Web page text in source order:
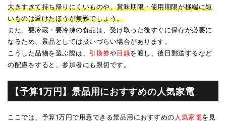
大きすぎて持ち帰りにくいものや、賞味期限・使用期限が極端に短
いものは避けたほうが無難でしょう。
また、要冷蔵・要冷凍の食品は、受け取った後すぐに保存が必要に
なるため、景品としては扱いづらい場合があります。
こうした品物を選ぶ際は、 引換券や目録を渡し、後日郵送するなど
の配慮をすると、参加者にも親切です。
【予算1万円】景品用におすすめの人気家電
ここでは、予算1万円で用意できる景品用におすすめの人気家電を見